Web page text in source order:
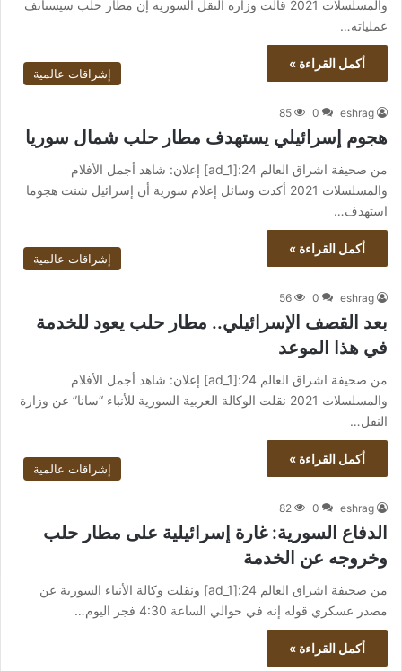
والمسلسلات 2021 قالت وزارة النقل السورية إن مطار حلب سيستأنف
عملياته…
أكمل القراءة »
إشراقات عالمية
eshrag
0
85
هجوم إسرائيلي يستهدف مطار حلب شمال سوريا
من صحيفة اشراق العالم 24:[ad_1] إعلان: شاهد أجمل الأفلام
والمسلسلات 2021 أكدت وسائل إعلام سورية أن إسرائيل شنت هجوما
استهدف…
أكمل القراءة »
إشراقات عالمية
eshrag
0
56
بعد القصف الإسرائيلي.. مطار حلب يعود للخدمة
في هذا الموعد
من صحيفة اشراق العالم 24:[ad_1] إعلان: شاهد أجمل الأفلام
والمسلسلات 2021 نقلت الوكالة العربية السورية للأنباء “سانا” عن وزارة
النقل…
أكمل القراءة »
إشراقات عالمية
eshrag
0
82
الدفاع السورية: غارة إسرائيلية على مطار حلب
وخروجه عن الخدمة
من صحيفة اشراق العالم 24:[ad_1] ونقلت وكالة الأنباء السورية عن
مصدر عسكري قوله إنه في حوالي الساعة 4:30 فجر اليوم…
أكمل القراءة »